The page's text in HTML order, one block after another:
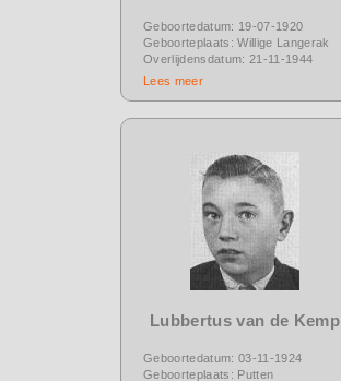
Geboortedatum: 19-07-1920
Geboorteplaats: Willige Langerak
Overlijdensdatum: 21-11-1944
Lees meer
Lubbertus van de Kemp
Geboortedatum: 03-11-1924
Geboorteplaats: Putten